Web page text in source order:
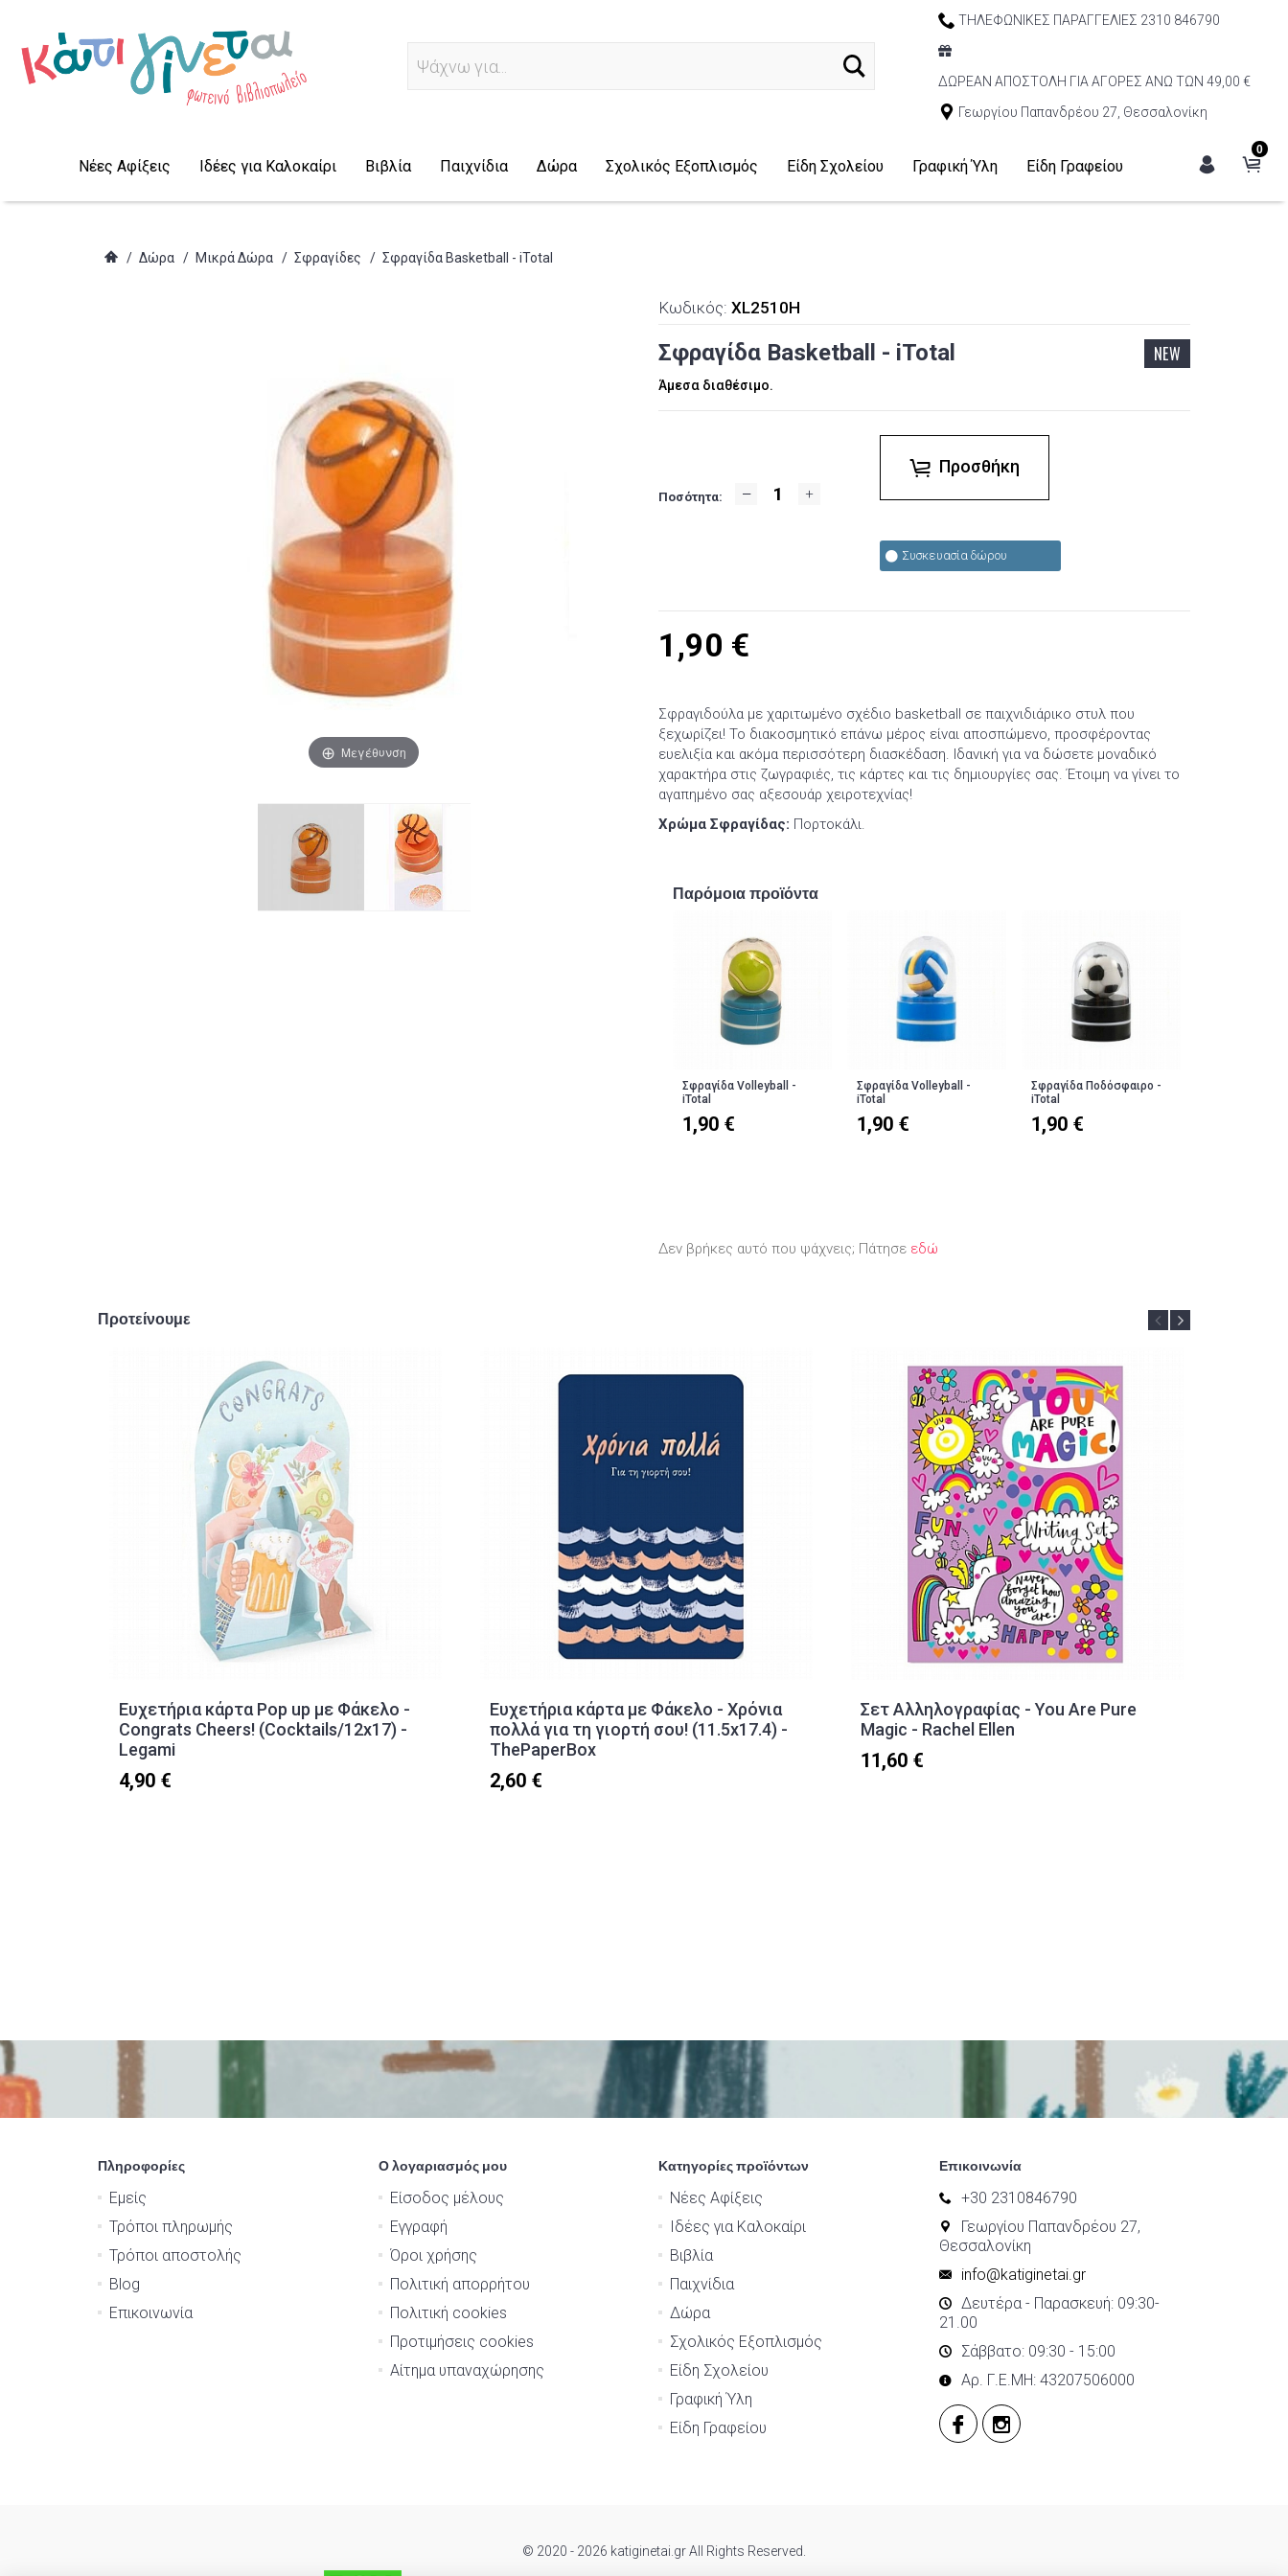
Αναζήτη
ΤΗΛΕΦΩΝΙΚΕΣ ΠΑΡΑΓΓΕΛΙΕΣ 2310 846790
ΔΩΡΕΑΝ ΑΠΟΣΤΟΛΗ ΓΙΑ ΑΓΟΡΕΣ ΑΝΩ ΤΩΝ 49,00 €
Γεωργίου Παπανδρέου 27, Θεσσαλονίκη
0
Νέες Αφίξεις Ιδέες για Καλοκαίρι Βιβλία Παιχνίδια Δώρα Σχολικός Εξοπλισμός Είδη Σχολείου Γραφική Ύλη Είδη Γραφείου
/ Δώρα / Μικρά Δώρα / Σφραγίδες / Σφραγίδα Basketball - iTotal
Μεγέθυνση
Κωδικός: XL2510H
Σφραγίδα Basketball - iTotal NEW
Άμεσα διαθέσιμο.
Ποσότητα:
Προσθήκη
Συσκευασία δώρου
1,90 €
Σφραγιδούλα με χαριτωμένο σχέδιο basketball σε παιχνιδιάρικο στυλ που
ξεχωρίζει! Το διακοσμητικό επάνω μέρος είναι αποσπώμενο, προσφέροντας
ευελιξία και ακόμα περισσότερη διασκέδαση. Ιδανική για να δώσετε μοναδικό
χαρακτήρα στις ζωγραφιές, τις κάρτες και τις δημιουργίες σας. Έτοιμη να γίνει το
αγαπημένο σας αξεσουάρ χειροτεχνίας!
Χρώμα Σφραγίδας: Πορτοκάλι.
Παρόμοια προϊόντα
Σφραγίδα Volleyball -
iTotal
1,90 €
Σφραγίδα Volleyball -
iTotal
1,90 €
Σφραγίδα Ποδόσφαιρο -
iTotal
1,90 €
Δεν βρήκες αυτό που ψάχνεις; Πάτησε εδώ
Προτείνουμε
Ευχετήρια κάρτα Pop up με Φάκελο -
Congrats Cheers! (Cocktails/12x17) -
Legami
4,90 €
Ευχετήρια κάρτα με Φάκελο - Χρόνια
πολλά για τη γιορτή σου! (11.5x17.4) -
ThePaperBox
2,60 €
Σετ Αλληλογραφίας - You Are Pure
Magic - Rachel Ellen
11,60 €
Πληροφορίες
Εμείς
Τρόποι πληρωμής
Τρόποι αποστολής
Blog
Επικοινωνία
Ο λογαριασμός μου
Είσοδος μέλους
Εγγραφή
Όροι χρήσης
Πολιτική απορρήτου
Πολιτική cookies
Προτιμήσεις cookies
Αίτημα υπαναχώρησης
Κατηγορίες προϊόντων
Νέες Αφίξεις
Ιδέες για Καλοκαίρι
Βιβλία
Παιχνίδια
Δώρα
Σχολικός Εξοπλισμός
Είδη Σχολείου
Γραφική Ύλη
Είδη Γραφείου
Επικοινωνία
+30 2310846790
Γεωργίου Παπανδρέου 27,
Θεσσαλονίκη
info@katiginetai.gr
Δευτέρα - Παρασκευή: 09:30-
21.00
Σάββατο: 09:30 - 15:00
Αρ. Γ.Ε.ΜΗ: 43207506000
© 2020 - 2026 katiginetai.gr All Rights Reserved.